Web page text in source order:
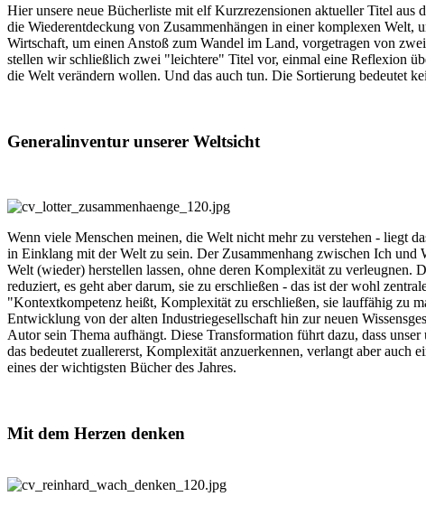
Hier unsere neue Bücherliste mit elf Kurzrezensionen aktueller Titel
die Wiederentdeckung von Zusammenhängen in einer komplexen
Wirtschaft, um einen Anstoß zum Wandel im Land, vorgetragen von
stellen wir schließlich zwei "leichtere" Titel vor, einmal eine Reflexion
die Welt verändern wollen. Und das auch tun. Die Sortierung bedeutet
Generalinventur unserer Weltsicht
Wenn viele Menschen meinen, die Welt nicht mehr zu verstehen - liegt
in Einklang mit der Welt zu sein. Der Zusammenhang zwischen Ich und
Welt (wieder) herstellen lassen, ohne deren Komplexität zu
reduziert, es geht aber darum, sie zu erschließen - das ist der wohl
"Kontextkompetenz heißt, Komplexität zu erschließen, sie lauffähig zu
Entwicklung von der alten Industriegesellschaft hin zur neuen
Autor sein Thema aufhängt. Diese Transformation führt dazu, dass
das bedeutet zuallererst, Komplexität anzuerkennen, verlangt aber
eines der wichtigsten Bücher des Jahres.
Mit dem Herzen denken